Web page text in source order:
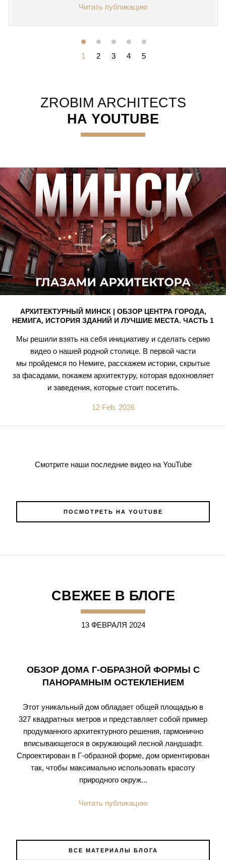
Читать публикацию
1 2 3 4 5
ZROBIM ARCHITECTS
НА YOUTUBE
АРХИТЕКТУРНЫЙ МИНСК | ОБЗОР ЦЕНТРА ГОРОДА,
НЕМИГА, ИСТОРИЯ ЗДАНИЙ И ЛУЧШИЕ МЕСТА. ЧАСТЬ 1
Мы решили взять на себя инициативу и сделать серию
видео о нашей родной столице. В первой части
мы пройдемся по Немиге, расскажем истории, скрытые
за фасадами, покажем архитектуру, которая вдохновляет
и заведения, которые стоит посетить.
12 Feb. 2026
Смотрите наши последние видео на YouTube
ПОСМОТРЕТЬ НА YOUTUBE
СВЕЖЕЕ В БЛОГЕ
13 ФЕВРАЛЯ 2024
ОБЗОР ДОМА Г-ОБРАЗНОЙ ФОРМЫ С
ПАНОРАМНЫМ ОСТЕКЛЕНИЕМ
Этот уникальный дом обладает общей площадью в
327 квадратных метров и представляет собой пример
продуманного архитектурного решения, гармонично
вписывающегося в окружающий лесной ландшафт.
Спроектирован в Г-образной форме, дом ориентирован
так, чтобы максимально использовать красоту
природного окруж...
Читать публикацию
ВСЕ МАТЕРИАЛЫ БЛОГА